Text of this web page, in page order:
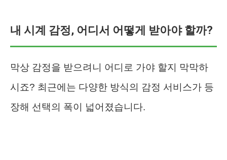
내 시계 감정, 어디서 어떻게 받아야 할까?
막상 감정을 받으려니 어디로 가야 할지 막막하
시죠? 최근에는 다양한 방식의 감정 서비스가 등
장해 선택의 폭이 넓어졌습니다.